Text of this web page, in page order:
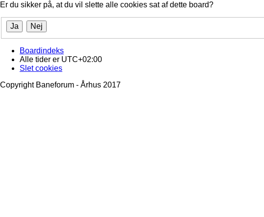
Er du sikker på, at du vil slette alle cookies sat af dette board?
Boardindeks
Alle tider er UTC+02:00
Slet cookies
Copyright Baneforum - Århus 2017